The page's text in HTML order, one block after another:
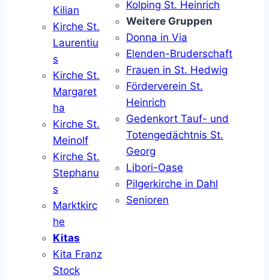
Kilian
Kirche St.
Laurentiu
s
Kirche St.
Margaret
ha
Kirche St.
Meinolf
Kirche St.
Stephanu
s
Marktkirc
he
Kitas
Kita Franz
Stock
Kolping St. Heinrich
Weitere Gruppen
Donna in Via
Elenden-Bruderschaft
Frauen in St. Hedwig
Förderverein St.
Heinrich
Gedenkort Tauf- und
Totengedächtnis St.
Georg
Libori-Oase
Pilgerkirche in Dahl
Senioren